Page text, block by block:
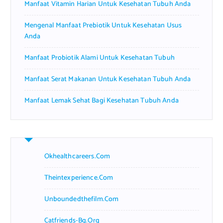
:Manfaat Vitamin Harian Untuk Kesehatan Tubuh Anda
Mengenal Manfaat Prebiotik Untuk Kesehatan Usus
Anda
Manfaat Probiotik Alami Untuk Kesehatan Tubuh
Manfaat Serat Makanan Untuk Kesehatan Tubuh Anda
Manfaat Lemak Sehat Bagi Kesehatan Tubuh Anda
Okhealthcareers.com
Theintexperience.com
Unboundedthefilm.com
Catfriends-Bg.org